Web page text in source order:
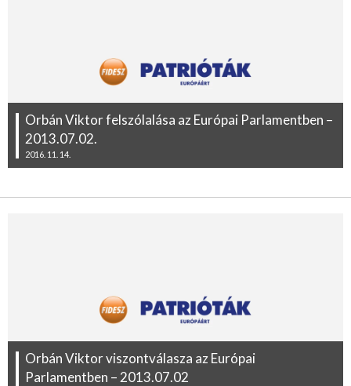
Orbán Viktor felszólalása az Európai Parlamentben –
2013.07.02.
2016. 11. 14.
Orbán Viktor viszontválasza az Európai
Parlamentben – 2013.07.02